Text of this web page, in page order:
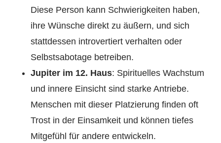
Diese Person kann Schwierigkeiten haben,
ihre Wünsche direkt zu äußern, und sich
stattdessen introvertiert verhalten oder
Selbstsabotage betreiben.
Jupiter im 12. Haus: Spirituelles Wachstum
und innere Einsicht sind starke Antriebe.
Menschen mit dieser Platzierung finden oft
Trost in der Einsamkeit und können tiefes
Mitgefühl für andere entwickeln.